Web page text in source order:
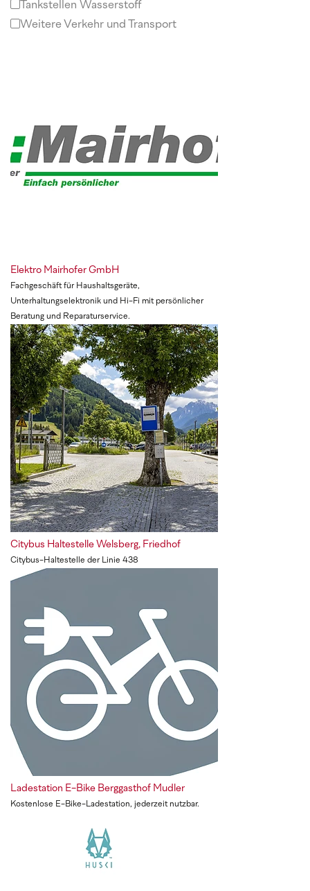
Tankstellen Wasserstoff
Weitere Verkehr und Transport
Elektro Mairhofer GmbH
Fachgeschäft für Haushaltsgeräte,
Unterhaltungselektronik und Hi-Fi mit persönlicher
Beratung und Reparaturservice.
Citybus Haltestelle Welsberg, Friedhof
Citybus-Haltestelle der Linie 438
Ladestation E-Bike Berggasthof Mudler
Kostenlose E-Bike-Ladestation, jederzeit nutzbar.